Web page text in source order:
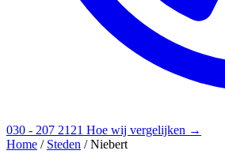
030 - 207 2121 Hoe wij vergelijken →
Home / Steden / Niebert